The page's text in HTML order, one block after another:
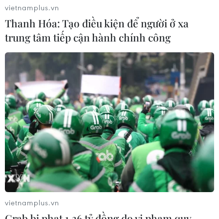
Virus H5N1 lây lan trong quần thể
chim bản địa tại Australia
29/07/2026 11:42
UNAIDS cảnh báo nguy cơ đại dịch
HIV/AIDS bùng phát trở lại
29/07/2026 05:17
Johnson & Johnson chi 5,5 tỷ USD
dàn xếp vụ kiện phấn rôm gây ung
thư
28/07/2026 04:37
vietnamplus.vn
Thanh Hóa: Tạo điều kiện để người ở xa
trung tâm tiếp cận hành chính công
vietnamplus.vn